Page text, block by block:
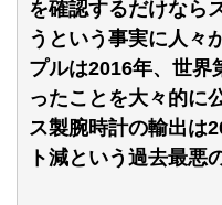
を確認するだけなら
うという事実に人々
プルは2016年、世界
ったことを大々的に
ス製腕時計の輸出は
ト減という過去最悪